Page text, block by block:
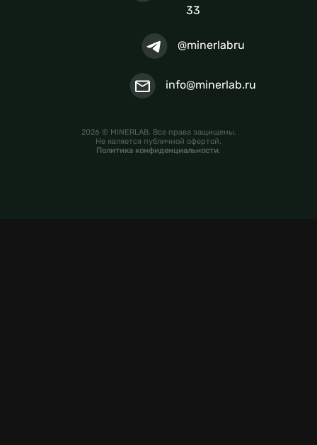
33
@minerlabru
info@minerlab.ru
2026 © MINERLAB. Все права защищены.
Не является публичной офертой.
Политика конфиденциальности.